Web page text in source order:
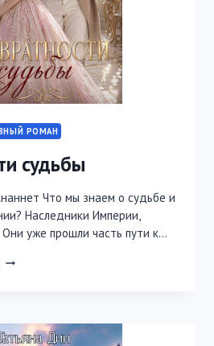
РОМАН
судьбы
Что мы знаем о судьбе и
Наследники Империи,
уже прошли часть пути к…
ПРЕВРАТНОСТИ